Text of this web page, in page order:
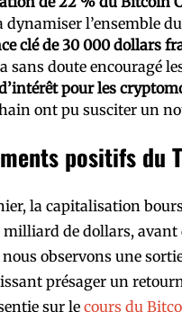
dynamiser l’ensemble du
clé de 30 000 dollars
sans doute encouragé
pour les
ont pu susciter un
positifs du
la capitalisation
milliard de dollars, avant
observons une
présager un
sur le cours du